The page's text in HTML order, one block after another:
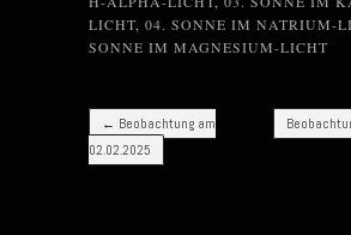
LICHT 04. SONNE IM NATRIUM-
SONNE IM MAGNESIUM-LICHT
Post navigation
← Beobachtung am
02.02.2025